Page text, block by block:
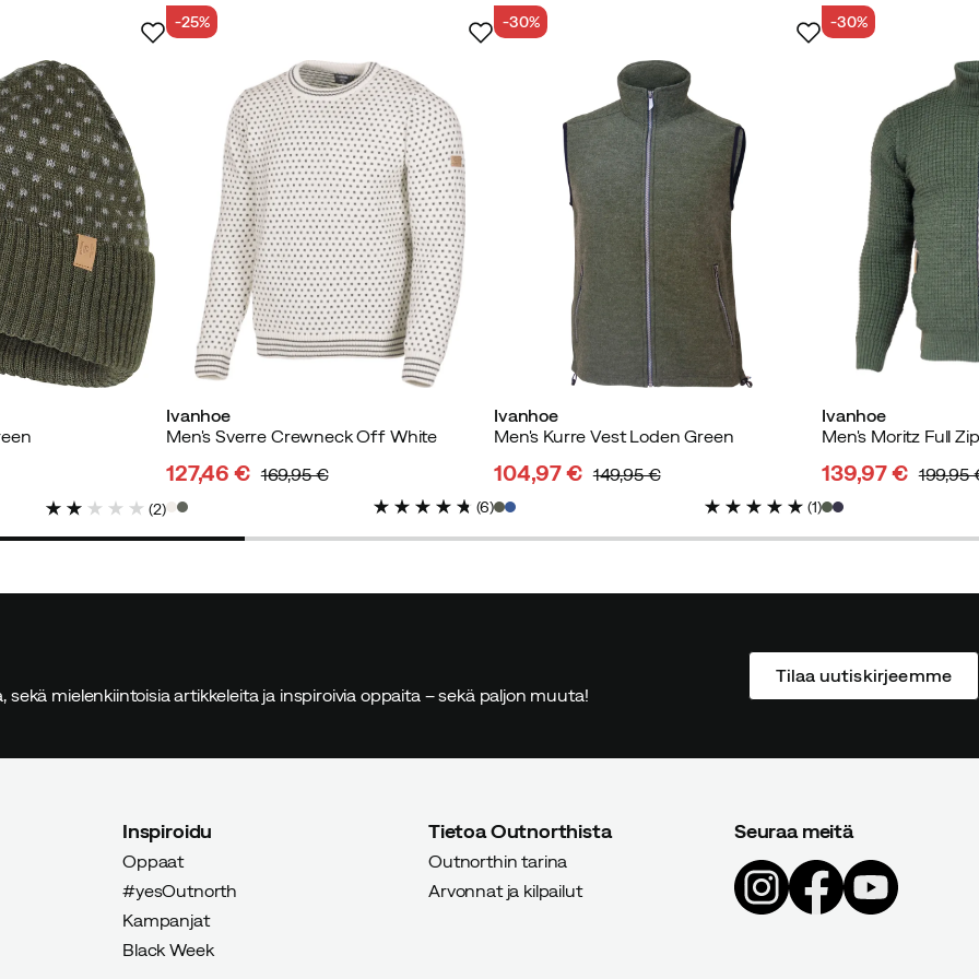
ostaja
puolisolle
(2)
Ivanhoe
Men's Sverre Crewneck Off White
-25%
discounted
price
127,46 €
original
price
169,95 €
(6)
Ivanhoe
Men's Kurre Vest Loden Green
-30%
discounted
price
104,97 €
original
price
149,95 €
(1)
Ivanhoe
Men's Moritz Full
-30%
discounted
price
139,97 €
original
price
199,95
mielenkiintoisia artikkeleita ja inspiroivia oppaita – sekä paljon muuta!
Tilaa uutiskirjeemme
Inspiroidu
Oppaat
#yesOutnorth
Kampanjat
Black Week
Tietoa Outnorthista
Outnorthin tarina
Arvonnat ja kilpailut
Seuraa meitä